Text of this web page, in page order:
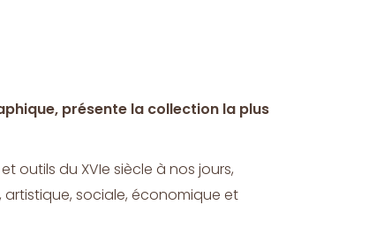
présente la collection la plus
outils du XVIe siècle à nos jours,
artistique, sociale, économique et